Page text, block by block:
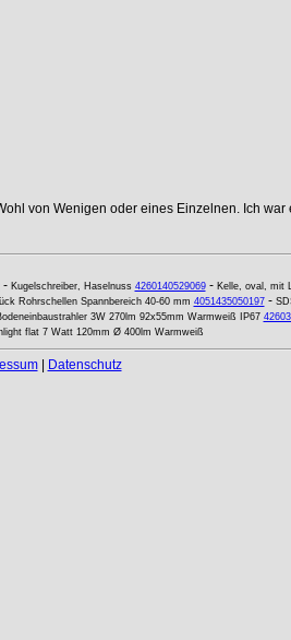
von Wenigen oder eines Einzelnen. Ich
- Kugelschreiber, Haselnuss 4260140529069- Kelle, oval, mit
Rohrschellen Spannbereich 40-60 mm 4051435050197-
3W 270lm 92x55mm Warmweiß IP67
flat 7 Watt 120mm Ø 400lm Warmweiß
| Datenschutz